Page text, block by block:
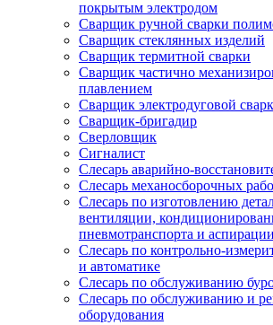
покрытым электродом
Сварщик ручной сварки
Сварщик стеклянных изделий
Сварщик термитной сварки
Сварщик частично
плавлением
Сварщик электродуговой
Сварщик-бригадир
Сверловщик
Сигналист
Слесарь аварийно-
Слесарь механосборочных
Слесарь по изготовлению
вентиляции,
пневмотранспорта и аспирации
Слесарь по контрольно-
и автоматике
Слесарь по обслуживанию
Слесарь по обслуживанию и
оборудования